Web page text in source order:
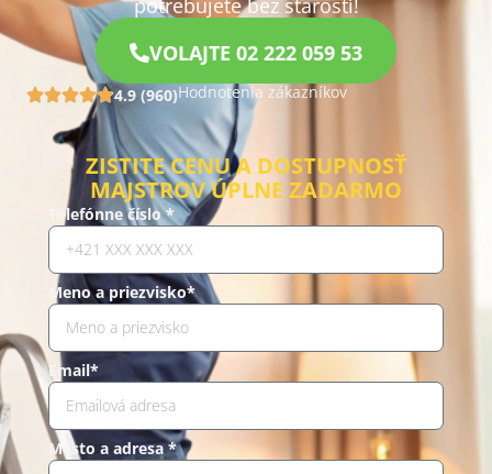
potrebujete bez starostí!
VOLAJTE 02 222 059 53
4.9 (960)Hodnotenia zákazníkov
ZISTITE CENU A DOSTUPNOSŤ
MAJSTROV ÚPLNE ZADARMO
Telefónne číslo *
Meno a priezvisko*
Email*
Mesto a adresa *